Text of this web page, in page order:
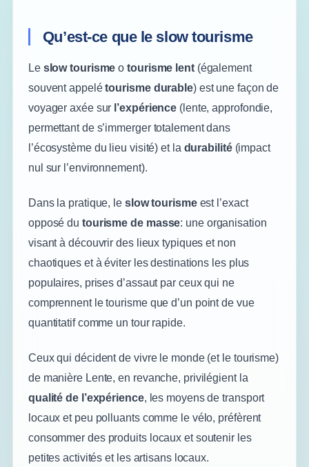
Qu’est-ce que le slow tourisme
Le slow tourismeotourisme lent (également
souvent appelétourisme durable) est une façon de
voyager axée sur l’expérience (lente, approfondie,
permettant de s’immerger totalement dans
l’écosystème du lieu visité) et la durabilité (impact
nul sur l’environnement).
Dans la pratique, le slow tourismeest l’exact
opposé du tourisme de masse: une organisation
visant à découvrir des lieux typiques et non
chaotiques et à éviter les destinations les plus
populaires, prises d’assaut par ceux qui ne
comprennent le tourisme que d’un point de vue
quantitatif comme un tour rapide.
Ceux qui décident de vivre le monde (et le tourisme)
de manière Lente, en revanche, privilégient la
qualité de l’expérience, les moyens de transport
locaux et peu polluants comme le vélo, préfèrent
consommer des produits locaux et soutenir les
petites activités et les artisans locaux.